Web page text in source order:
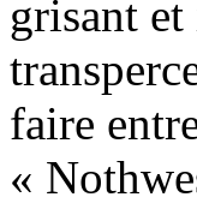
grisant
faire
«